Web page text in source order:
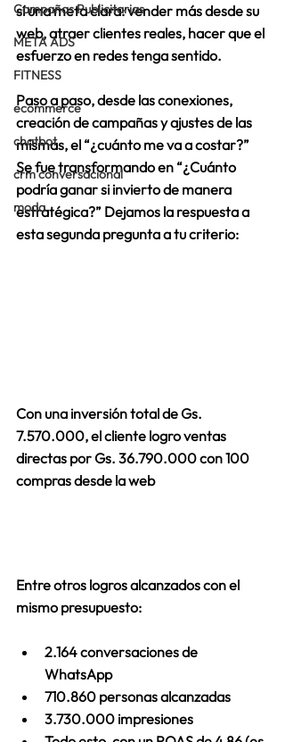
Campañas Publicitarias
META ADS
FITNESS
ecommerce
chatbot
crm conversacional
moda
sí una meta clara: vender más desde su
web, atraer clientes reales, hacer que el
esfuerzo en redes tenga sentido.
Paso a paso, desde las conexiones,
creación de campañas y ajustes de las
mismas, el “¿cuánto me va a costar?”
Se fue transformando en “¿Cuánto
podría ganar si invierto de manera
estratégica?” Dejamos la respuesta a
esta segunda pregunta a tu criterio:
Con una inversión total de Gs.
7.570.000, el cliente logro ventas
directas por Gs. 36.790.000 con100
compras desde la web
Entre otros logros alcanzados con el
mismo presupuesto:
2.164 conversaciones de
WhatsApp
710.860 personas alcanzadas
3.730.000 impresiones